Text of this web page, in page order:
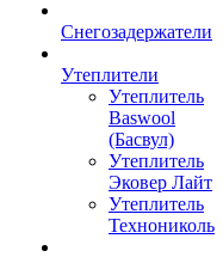
Снегозадержатели
Утеплители
Утеплитель
Baswool
(Басвул)
Утеплитель
Эковер Лайт
Утеплитель
Технониколь